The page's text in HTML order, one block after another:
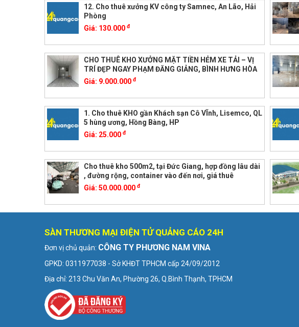
12. Cho thuê xưởng KV công ty Samnec, An Lão, Hải
Phòng
Giá: 130.000 đ
CHO THUÊ KHO XƯỞNG MẶT TIỀN HẺM XE TẢI – VỊ
TRÍ ĐẸP NGAY PHẠM ĐĂNG GIẢNG, BÌNH HƯNG HÒA
Giá: 9.000.000 đ
1. Cho thuê KHO gần Khách sạn Cô VĨnh, Lisemco, QL
5 hùng ương, Hồng Bàng, HP
Giá: 25.000 đ
Cho thuê kho 500m2, tại Đức Giang, hợp đồng lâu dài
, đường rộng, container vào đến nơi, giá thuê
Giá: 50.000.000 đ
SÀN THƯƠNG MẠI ĐIỆN TỬ QUẢNG CÁO 24H
Đơn vị chủ quản: CÔNG TY PHƯƠNG NAM VINA
GPKD: 0311977038 - Sở KHĐT TPHCM cấp 24/09/2012
Địa chỉ: 213 Chu Văn An, Phường 26, Q.Bình Thạnh, TPHCM